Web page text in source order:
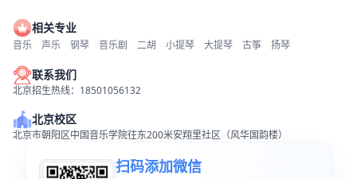
相关专业
音乐 声乐 钢琴 音乐剧 二胡 小提琴 大提琴 古筝 扬琴
联系我们
北京招生热线：18501056132
北京校区
北京市朝阳区中国音乐学院往东200米安翔里社区（风华国韵楼）
扫码添加微信